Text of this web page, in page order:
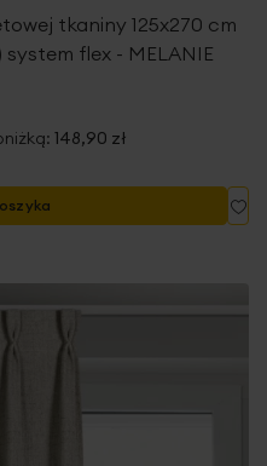
tkaniny 125x270 cm
flex - MELANIE
148,90 zł